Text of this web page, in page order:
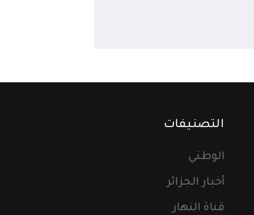
التصنيفات
الوطني
أخبار الجزائر
قناة النهار